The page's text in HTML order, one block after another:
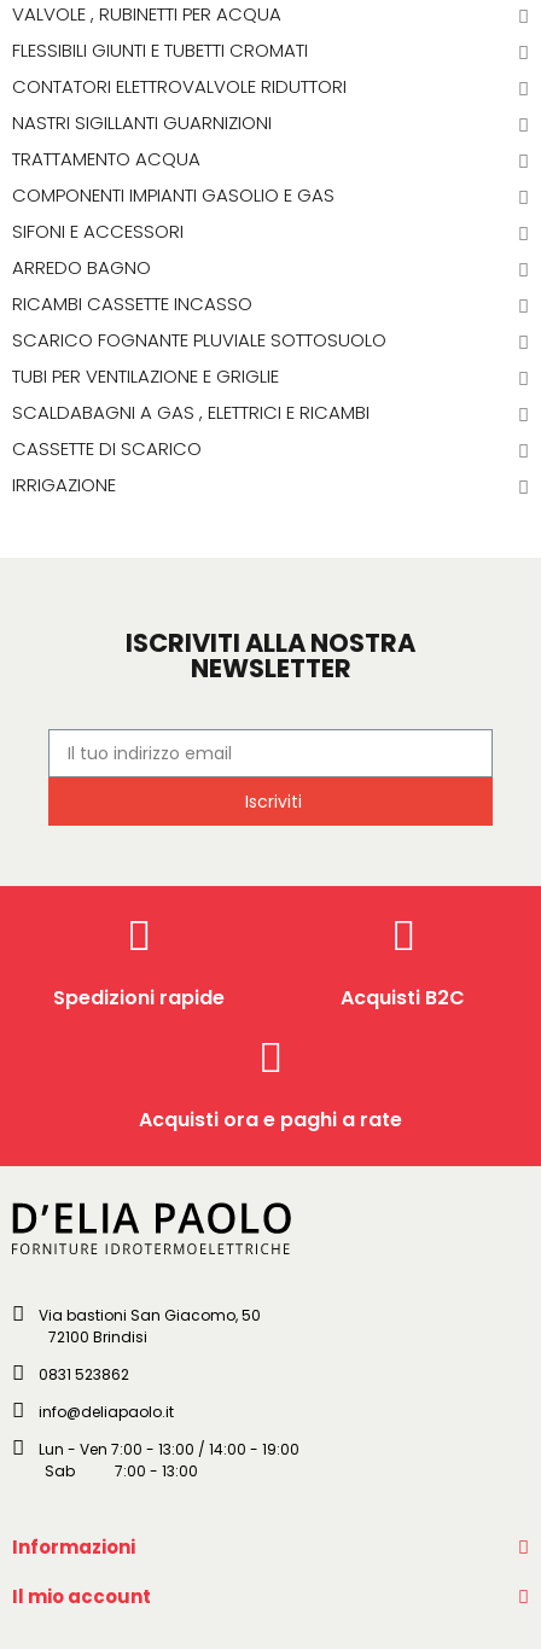
VALVOLE , RUBINETTI PER ACQUA
FLESSIBILI GIUNTI E TUBETTI CROMATI
CONTATORI ELETTROVALVOLE RIDUTTORI
NASTRI SIGILLANTI GUARNIZIONI
TRATTAMENTO ACQUA
COMPONENTI IMPIANTI GASOLIO E GAS
SIFONI E ACCESSORI
ARREDO BAGNO
RICAMBI CASSETTE INCASSO
SCARICO FOGNANTE PLUVIALE SOTTOSUOLO
TUBI PER VENTILAZIONE E GRIGLIE
SCALDABAGNI A GAS , ELETTRICI E RICAMBI
CASSETTE DI SCARICO
IRRIGAZIONE
ISCRIVITI ALLA NOSTRA
NEWSLETTER
Iscriviti
Spedizioni rapide Acquisti B2C
Acquisti ora e paghi a rate
Via bastioni San Giacomo, 50
72100 Brindisi
0831 523862
info@deliapaolo.it
Lun - Ven 7:00 - 13:00 / 14:00 - 19:00
Sab 7:00 - 13:00
Informazioni
Il mio account